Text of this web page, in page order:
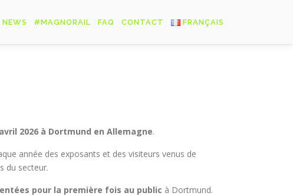
NEWS #MAGNORAIL FAQ CONTACT FRANÇAIS
2026 à Dortmund en Allemagne.
année des exposants et des visiteurs venus de
du secteur.
pour la première fois au public à Dortmund.